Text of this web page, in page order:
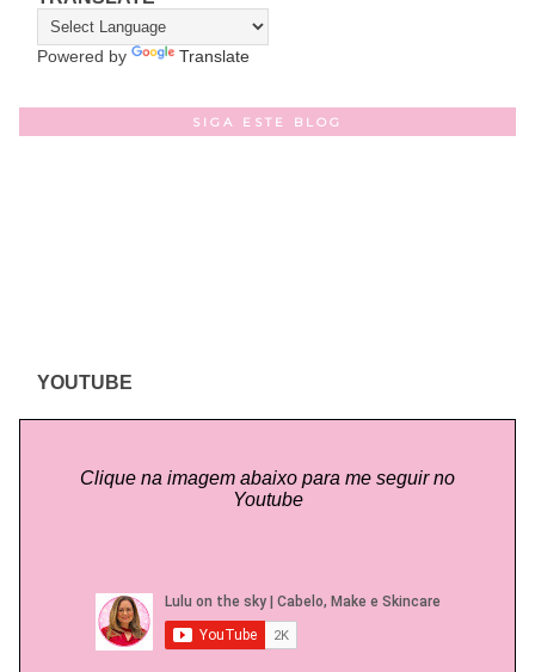
Powered by Translate
SIGA ESTE BLOG
YOUTUBE
Clique na imagem abaixo para me seguir no
Youtube